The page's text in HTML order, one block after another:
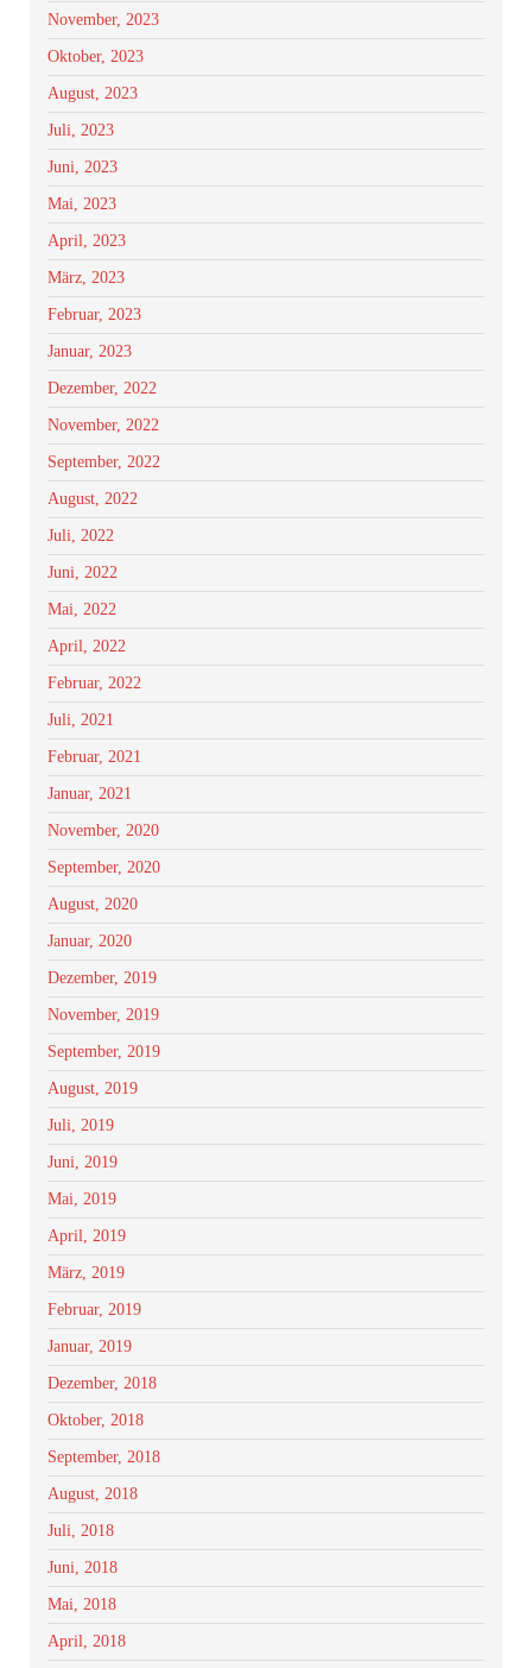
November, 2023
Oktober, 2023
August, 2023
Juli, 2023
Juni, 2023
Mai, 2023
April, 2023
März, 2023
Februar, 2023
Januar, 2023
Dezember, 2022
November, 2022
September, 2022
August, 2022
Juli, 2022
Juni, 2022
Mai, 2022
April, 2022
Februar, 2022
Juli, 2021
Februar, 2021
Januar, 2021
November, 2020
September, 2020
August, 2020
Januar, 2020
Dezember, 2019
November, 2019
September, 2019
August, 2019
Juli, 2019
Juni, 2019
Mai, 2019
April, 2019
März, 2019
Februar, 2019
Januar, 2019
Dezember, 2018
Oktober, 2018
September, 2018
August, 2018
Juli, 2018
Juni, 2018
Mai, 2018
April, 2018